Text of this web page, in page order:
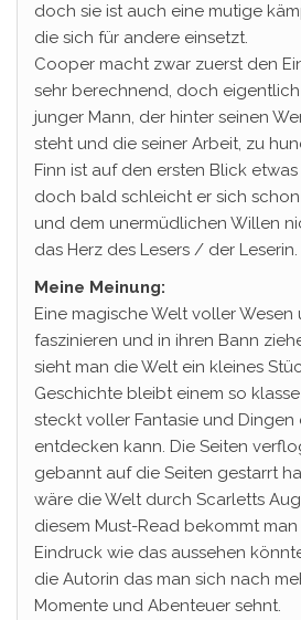
doch sie ist auch eine mutige
die sich für andere einsetzt.
Cooper macht zwar zuerst den
sehr berechnend, doch
junger Mann, der hinter seinen
steht und die seiner Arbeit, zu
Finn ist auf den ersten Blick
doch bald schleicht er sich
und dem unermüdlichen Willen
das Herz des Lesers / der Leserin.
Meine Meinung:
Eine magische Welt voller Wesen
faszinieren und in ihren Bann
sieht man die Welt ein kleines
Geschichte bleibt einem so
steckt voller Fantasie und Dingen
entdecken kann. Die Seiten
gebannt auf die Seiten gestarrt
wäre die Welt durch Scarletts
diesem Must-Read bekommt
Eindruck wie das aussehen
die Autorin das man sich nach
Momente und Abenteuer sehnt.